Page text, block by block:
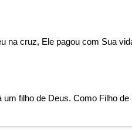
na cruz, Ele pagou com Sua
filho de Deus. Como Filho